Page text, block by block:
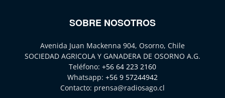
SOBRE NOSOTROS
Avenida Juan Mackenna 904, Osorno, Chile
SOCIEDAD AGRICOLA Y GANADERA DE OSORNO A.G.
Teléfono: +56 64 223 2160
Whatsapp: +56 9 57244942
Contacto: prensa@radiosago.cl